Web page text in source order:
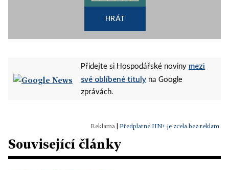
HRÁT
Přidejte si Hospodářské noviny mezi
své oblíbené tituly na Google
zprávách.
Předplatné HN+ je zcela bez reklam.
Související články